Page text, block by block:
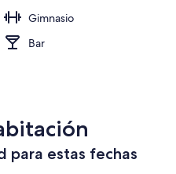
Gimnasio
Bar
para estas fechas